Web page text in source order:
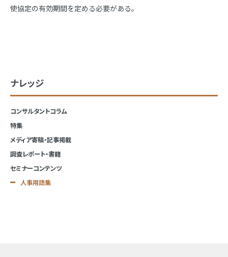
使協定の有効期間を定める必要がある。
ナレッジ
コンサルタントコラム
特集
メディア寄稿・記事掲載
調査レポート・書籍
セミナーコンテンツ
人事用語集